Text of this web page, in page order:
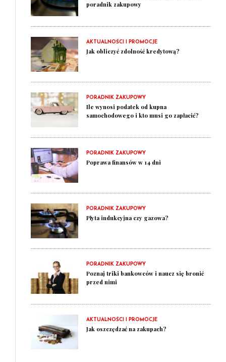
poradnik zakupowy
AKTUALNOŚCI I PROMOCJE
Jak obliczyć zdolność kredytową?
PORADNIK ZAKUPOWY
Ile wynosi podatek od kupna
samochodowego i kto musi go zapłacić?
PORADNIK ZAKUPOWY
Poprawa finansów w 14 dni
PORADNIK ZAKUPOWY
Płyta indukcyjna czy gazowa?
PORADNIK ZAKUPOWY
Poznaj triki bankowców i naucz się bronić
przed nimi
AKTUALNOŚCI I PROMOCJE
Jak oszczędzać na zakupach?